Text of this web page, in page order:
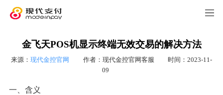
金飞天POS机显示终端无效交易的解决方法
来源： 现代金控官网 作者：现代金控官网客服
时间：2023-11-
09
一、含义